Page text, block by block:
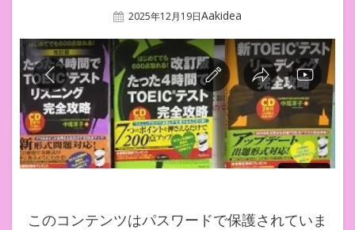
Posted
2025年12月19日Author
Aakidea
このコンテンツはパスワードで保護されていま